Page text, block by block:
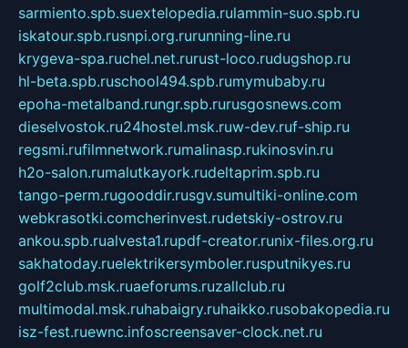
sarmiento.spb.suextelopedia.rulammin-suo.spb.ru
iskatour.spb.rusnpi.org.rurunning-line.ru
krygeva-spa.ruchel.net.rurust-loco.rudugshop.ru
hl-beta.spb.ruschool494.spb.rumymubaby.ru
epoha-metalband.rungr.spb.rurusgosnews.com
dieselvostok.ru24hostel.msk.ruw-dev.ruf-ship.ru
regsmi.rufilmnetwork.rumalinasp.rukinosvin.ru
h2o-salon.rumalutkayork.rudeltaprim.spb.ru
tango-perm.rugooddir.rusgv.sumultiki-online.com
webkrasotki.comcherinvest.rudetskiy-ostrov.ru
ankou.spb.rualvesta1.rupdf-creator.runix-files.org.ru
sakhatoday.ruelektrikersymboler.rusputnikyes.ru
golf2club.msk.ruaeforums.ruzallclub.ru
multimodal.msk.ruhabaigry.ruhaikko.rusobakopedia.ru
isz-fest.ruewnc.infoscreensaver-clock.net.ru